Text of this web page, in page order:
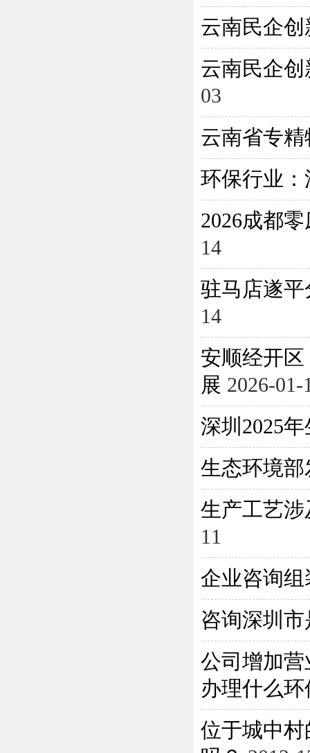
云南民企
云南民企
03
云南省专
环保行业
2026成都
14
驻马店遂平
14
安顺经开
展 2026-01-
深圳2025
生态环境
生产工艺
11
企业咨询
咨询深圳
公司增加
办理什么
位于城中